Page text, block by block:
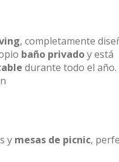
, completamente
baño privadoy está
durante todo el año.
y mesas de picnic,